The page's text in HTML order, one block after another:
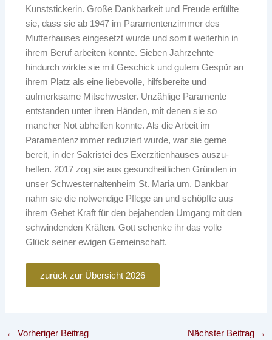
Kunststickerin. Große Dankbarkeit und Freude erfüllte
sie, dass sie ab 1947 im Paramentenzimmer des
Mutterhauses eingesetzt wurde und somit weiterhin in
ihrem Beruf arbeiten konnte. Sieben Jahrzehnte
hindurch wirkte sie mit Geschick und gutem Gespür an
ihrem Platz als eine liebevolle, hilfsbereite und
aufmerksame Mitschwester. Unzählige Paramente
entstanden unter ihren Händen, mit denen sie so
mancher Not abhelfen konnte. Als die Arbeit im
Paramentenzimmer reduziert wurde, war sie gerne
bereit, in der Sakristei des Exerzitienhauses auszu-
helfen. 2017 zog sie aus gesundheitlichen Gründen in
unser Schwesternaltenheim St. Maria um. Dankbar
nahm sie die notwendige Pflege an und schöpfte aus
ihrem Gebet Kraft für den bejahenden Umgang mit den
schwindenden Kräften. Gott schenke ihr das volle
Glück seiner ewigen Gemeinschaft.
zurück zur Übersicht 2026
← Vorheriger Beitrag Nächster Beitrag →